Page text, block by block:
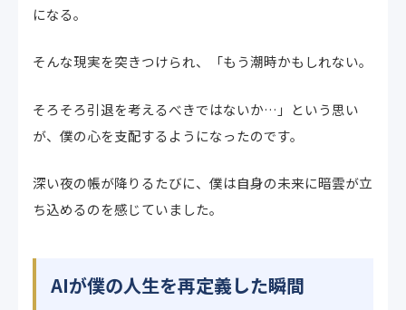
になる。
そんな現実を突きつけられ、「もう潮時かもしれない。
そろそろ引退を考えるべきではないか…」という思い
が、僕の心を支配するようになったのです。
深い夜の帳が降りるたびに、僕は自身の未来に暗雲が立
ち込めるのを感じていました。
AIが僕の人生を再定義した瞬間